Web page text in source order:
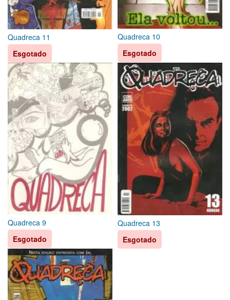
Quadreca 11
Esgotado
Quadreca 10
Esgotado
Quadreca 9
Esgotado
Quadreca 13
Esgotado